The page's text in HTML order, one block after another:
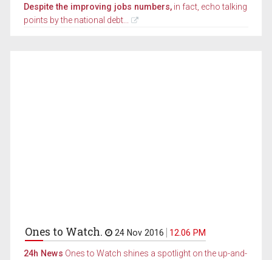
Despite the improving jobs numbers, in fact, echo talking
points by the national debt...
Ones to Watch. 24 Nov 2016 12.06 PM
24h News Ones to Watch shines a spotlight on the up-and-